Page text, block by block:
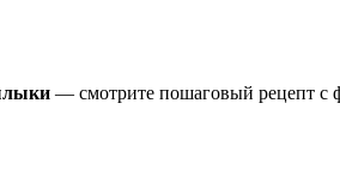
— смотрите пошаговый рецепт с